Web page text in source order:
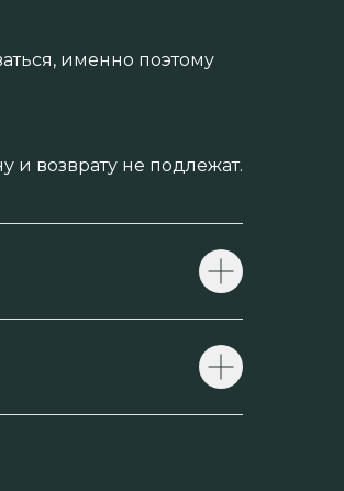
именно поэтому
возврату не подлежат.